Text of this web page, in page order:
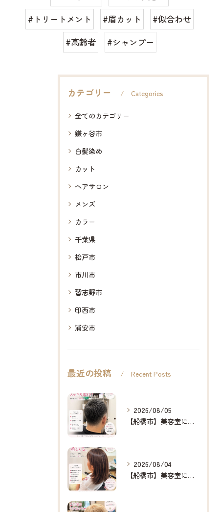
#トリートメント
#眉カット
#似合わせ
#高齢者
#シャンプー
カテゴリー Categories
全てのカテゴリー
鎌ヶ谷市
白髪染め
カット
ヘアサロン
メンズ
カラー
千葉県
松戸市
市川市
習志野市
印西市
浦安市
最近の投稿 Recent Posts
2026/08/05
【船橋市】美容室に行けない…をなくしたい✂️✨
2026/08/04
【船橋市】美容室に行けない…をなくしたい✂️✨